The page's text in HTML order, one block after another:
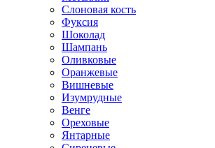
Слоновая кость
Фуксия
Шоколад
Шампань
Оливковые
Оранжевые
Вишневые
Изумрудные
Венге
Ореховые
Янтарные